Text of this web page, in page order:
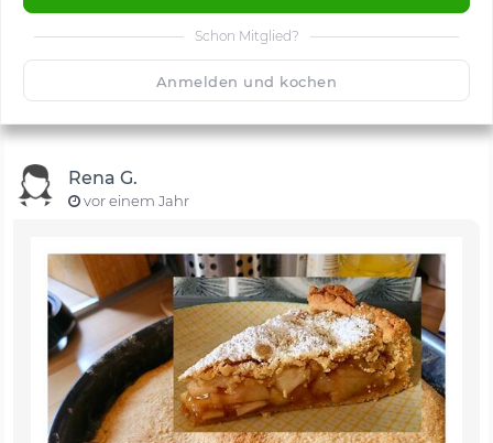
Schon Mitglied?
Anmelden und kochen
🙂 Speichern
Rena G.
vor einem Jahr